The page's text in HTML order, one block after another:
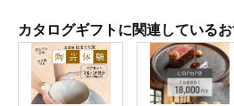
カタログギフトに関連している